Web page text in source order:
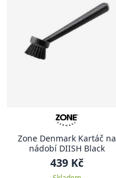
Zone Denmark Kartáč na
nádobí DIISH Black
439 Kč